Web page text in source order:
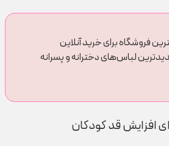
فروشگاه برای خرید آنلاین
لباس‌های دخترانه و پسرانه
افزایش قد کودکان